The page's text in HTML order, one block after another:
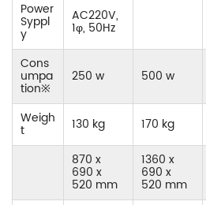
Power
Syppl
y
AC220V,
1φ, 50Hz
Cons
umpa
tion※
250 w 500 w
Weigh
t 130 kg 170 kg
870 x
690 x
520 mm
1360 x
690 x
520 mm